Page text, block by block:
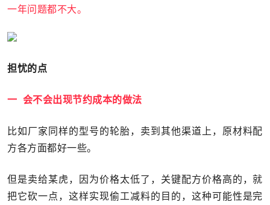
一年问题都不大。
担忧的点
一 会不会出现节约成本的做法
比如厂家同样的型号的轮胎，卖到其他渠道上，原材料配
方各方面都好一些。
但是卖给某虎，因为价格太低了，关键配方价格高的，就
把它砍一点，这样实现偷工减料的目的，这种可能性是完